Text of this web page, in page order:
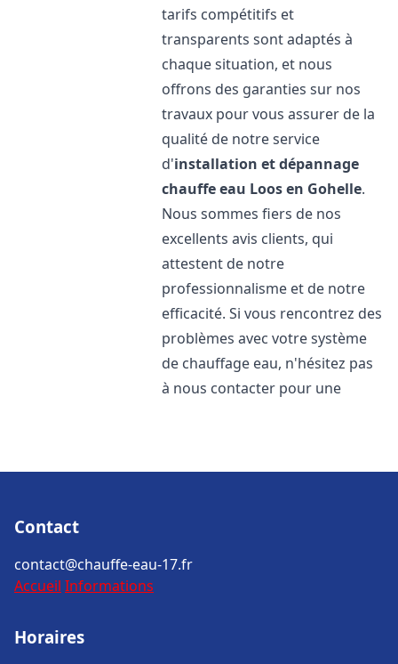
tarifs compétitifs et
transparents sont adaptés à
chaque situation, et nous
offrons des garanties sur nos
travaux pour vous assurer de la
qualité de notre service
d'installation et dépannage
chauffe eau Loos en Gohelle.
Nous sommes fiers de nos
excellents avis clients, qui
attestent de notre
professionnalisme et de notre
efficacité. Si vous rencontrez des
problèmes avec votre système
de chauffage eau, n'hésitez pas
à nous contacter pour une
Contact
contact@chauffe-eau-17.fr
Accueil Informations
Horaires